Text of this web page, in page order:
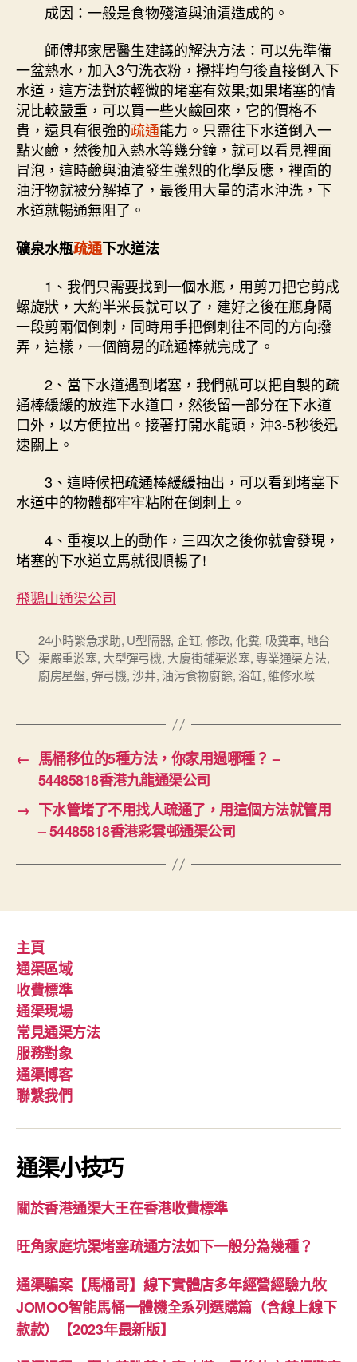
成因：一般是食物殘渣與油漬造成的。
師傅邦家居醫生建議的解決方法：可以先準備
一盆熱水，加入3勺洗衣粉，攪拌均勻後直接倒入下
水道，這方法對於輕微的堵塞有效果;如果堵塞的情
況比較嚴重，可以買一些火鹼回來，它的價格不
貴，還具有很強的疏通能力。只需往下水道倒入一
點火鹼，然後加入熱水等幾分鐘，就可以看見裡面
冒泡，這時鹼與油漬發生強烈的化學反應，裡面的
油汙物就被分解掉了，最後用大量的清水沖洗，下
水道就暢通無阻了。
礦泉水瓶疏通下水道法
1、我們只需要找到一個水瓶，用剪刀把它剪成
螺旋狀，大約半米長就可以了，建好之後在瓶身隔
一段剪兩個倒刺，同時用手把倒刺往不同的方向撥
弄，這樣，一個簡易的疏通棒就完成了。
2、當下水道遇到堵塞，我們就可以把自製的疏
通棒緩緩的放進下水道口，然後留一部分在下水道
口外，以方便拉出。接著打開水龍頭，沖3-5秒後迅
速關上。
3、這時候把疏通棒緩緩抽出，可以看到堵塞下
水道中的物體都牢牢粘附在倒刺上。
4、重複以上的動作，三四次之後你就會發現，
堵塞的下水道立馬就很順暢了!
飛鵝山通渠公司
Tags
24小時緊急求助, U型隔器, 企缸, 修改, 化糞, 吸糞車, 地台
渠嚴重淤塞, 大型彈弓機, 大廈街鋪渠淤塞,專業通渠方法,
廚房星盤, 彈弓機,沙井, 油污食物廚餘, 浴缸,維修水喉
← 馬桶移位的5種方法，你家用過哪種？ –
54485818香港九龍通渠公司
→ 下水管堵了不用找人疏通了，用這個方法就管用
– 54485818香港彩雲邨通渠公司
主頁
通渠區域
收費標準
通渠現場
常見通渠方法
服務對象
通渠博客
聯繫我們
通渠小技巧
關於香港通渠大王在香港收費標準
旺角家庭坑渠堵塞疏通方法如下一般分為幾種？
通渠騙案【馬桶哥】線下實體店多年經營經驗九牧
JOMOO智能馬桶一體機全系列選購篇（含線上線下
款款）【2023年最新版】